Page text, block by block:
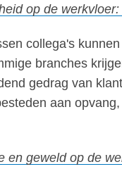
op de
collega's
branches
gedrag van
aan
en geweld op de